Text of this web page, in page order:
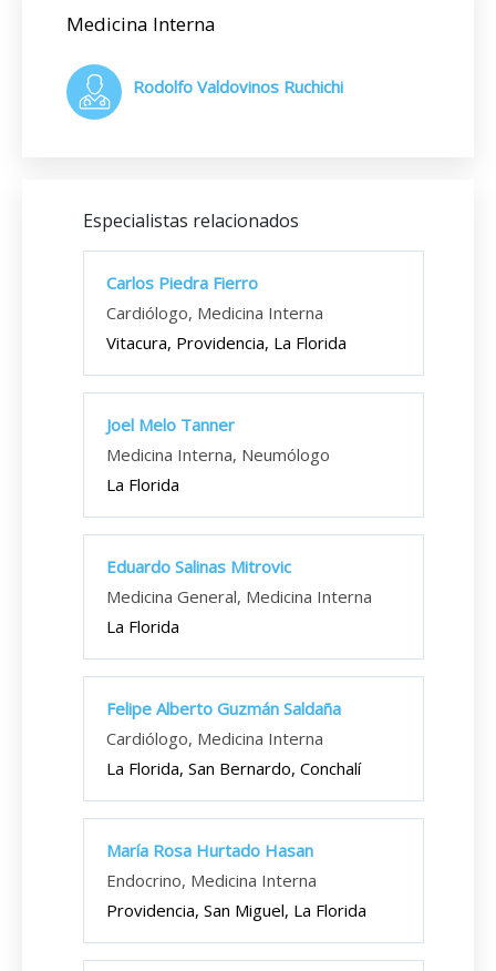
Medicina Interna
Rodolfo Valdovinos Ruchichi
Especialistas relacionados
Carlos Piedra Fierro
Cardiólogo, Medicina Interna
Vitacura, Providencia, La Florida
Joel Melo Tanner
Medicina Interna, Neumólogo
La Florida
Eduardo Salinas Mitrovic
Medicina General, Medicina Interna
La Florida
Felipe Alberto Guzmán Saldaña
Cardiólogo, Medicina Interna
La Florida, San Bernardo, Conchalí
María Rosa Hurtado Hasan
Endocrino, Medicina Interna
Providencia, San Miguel, La Florida